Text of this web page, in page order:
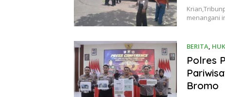
menangani
BERITA,
Polres
Bromo